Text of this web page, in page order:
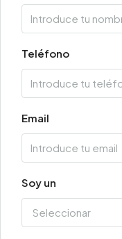
Teléfono
Email
Soy un
Seleccionar